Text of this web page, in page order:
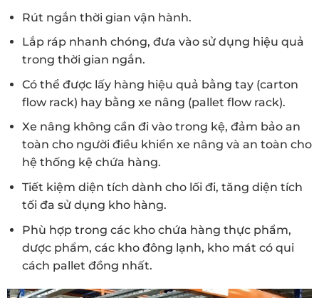
Rút ngắn thời gian vận hành.
Lắp ráp nhanh chóng, đưa vào sử dụng hiệu quả
trong thời gian ngắn.
Có thể được lấy hàng hiệu quả bằng tay (carton
flow rack) hay bằng xe nâng (pallet flow rack).
Xe nâng không cần đi vào trong kệ, đảm bảo an
toàn cho người điều khiển xe nâng và an toàn cho
hệ thống kệ chứa hàng.
Tiết kiệm diện tích dành cho lối đi, tăng diện tích
tối đa sử dụng kho hàng.
Phù hợp trong các kho chứa hàng thực phẩm,
dược phẩm, các kho đông lạnh, kho mát có qui
cách pallet đồng nhất.